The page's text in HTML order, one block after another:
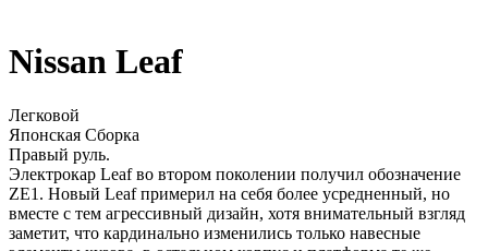
Nissan Leaf
Легковой
Японская Сборка
Правый руль.
Электрокар Leaf во втором поколении получил обозначение
ZE1. Новый Leaf примерил на себя более усредненный, но
вместе с тем агрессивный дизайн, хотя внимательный взгляд
заметит, что кардинально изменились только навесные